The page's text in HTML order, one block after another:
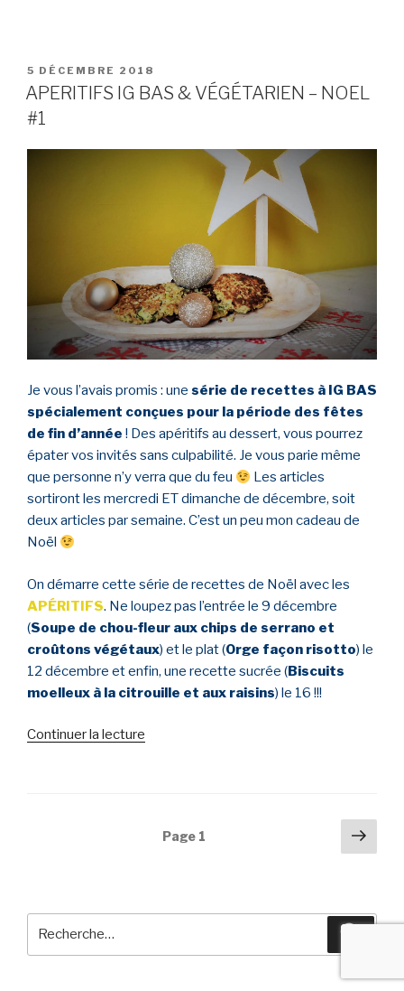
PUBLIÉ
LE
5 DÉCEMBRE 2018
APERITIFS IG BAS & VÉGÉTARIEN – NOEL
#1
Je vous l’avais promis : une série de recettes à IG BAS
spécialement conçues pour la période des fêtes
de fin d’année ! Des apéritifs au dessert, vous pourrez
épater vos invités sans culpabilité. Je vous parie même
que personne n’y verra que du feu
Les articles
sortiront les mercredi ET dimanche de décembre, soit
deux articles par semaine. C’est un peu mon cadeau de
Noël
On démarre cette série de recettes de Noël avec les
APÉRITIFS. Ne loupez pas l’entrée le 9 décembre
(Soupe de chou-fleur aux chips de serrano et
croûtons végétaux) et le plat (Orge façon risotto) le
12 décembre et enfin, une recette sucrée (Biscuits
moelleux à la citrouille et aux raisins) le 16 !!!
Continuer la lecture
VÉGÉTARIEN
Page 1